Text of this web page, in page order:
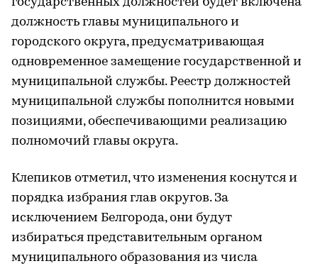
должность главы муниципального и
городского округа, предусматривающая
одновременное замещение государственной и
муниципальной службы. Реестр должностей
муниципальной службы пополнится новыми
позициями, обеспечивающими реализацию
полномочий главы округа.
Клепиков отметил, что изменения коснутся и
порядка избрания глав округов. За
исключением Белгорода, они будут
избираться представительным органом
муниципального образования из числа